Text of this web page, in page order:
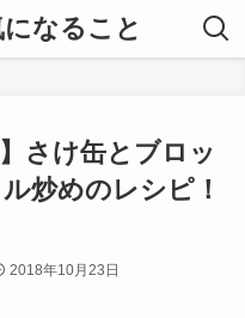
なること
さけ缶とブロッ
炒めのレシピ！
2018年10月23日